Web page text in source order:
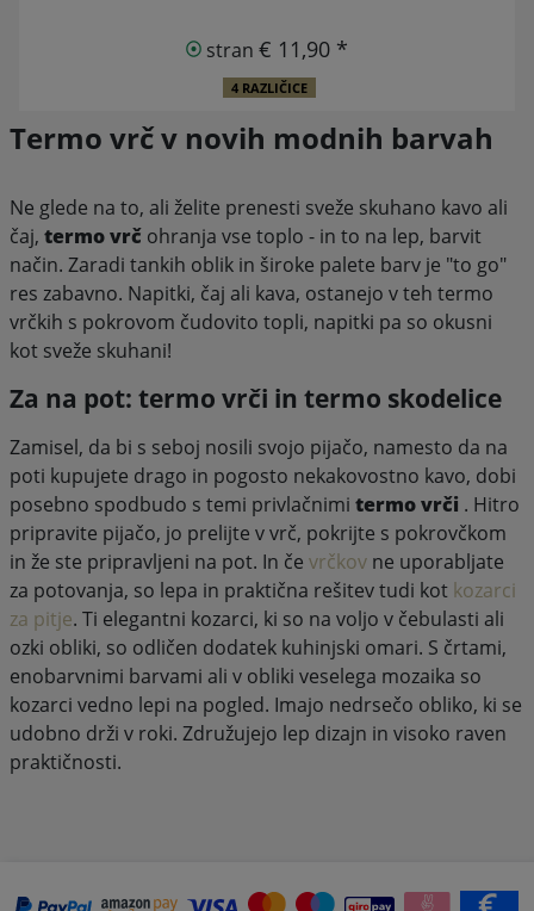
stran€ 11,90 *
4 RAZLIČICE
Termo vrč v novih modnih barvah
Ne glede na to, ali želite prenesti sveže skuhano kavo ali
čaj, termo vrč ohranja vse toplo - in to na lep, barvit
način. Zaradi tankih oblik in široke palete barv je "to go"
res zabavno. Napitki, čaj ali kava, ostanejo v teh termo
vrčkih s pokrovom čudovito topli, napitki pa so okusni
kot sveže skuhani!
Za na pot: termo vrči in termo skodelice
Zamisel, da bi s seboj nosili svojo pijačo, namesto da na
poti kupujete drago in pogosto nekakovostno kavo, dobi
posebno spodbudo s temi privlačnimi termo vrči . Hitro
pripravite pijačo, jo prelijte v vrč, pokrijte s pokrovčkom
in že ste pripravljeni na pot. In če vrčkov ne uporabljate
za potovanja, so lepa in praktična rešitev tudi kot kozarci
za pitje. Ti elegantni kozarci, ki so na voljo v čebulasti ali
ozki obliki, so odličen dodatek kuhinjski omari. S črtami,
enobarvnimi barvami ali v obliki veselega mozaika so
kozarci vedno lepi na pogled. Imajo nedrsečo obliko, ki se
udobno drži v roki. Združujejo lep dizajn in visoko raven
praktičnosti.